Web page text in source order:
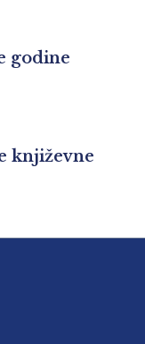
godine
književne